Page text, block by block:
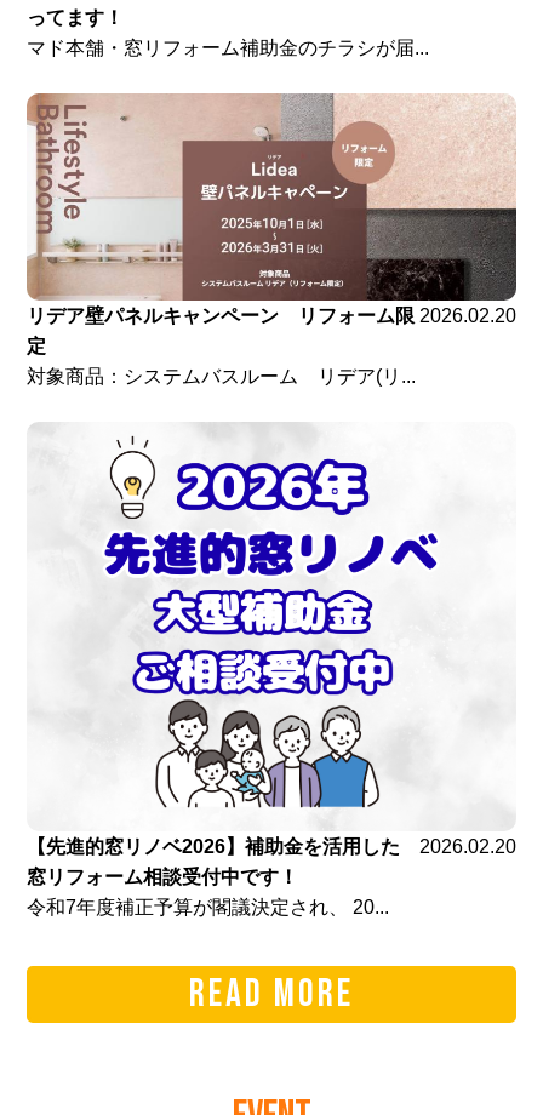
ってます！
マド本舗・窓リフォーム補助金のチラシが届...
リデア壁パネルキャンペーン リフォーム限
定
2026.02.20
対象商品：システムバスルーム リデア(リ...
【先進的窓リノベ2026】補助金を活用した
窓リフォーム相談受付中です！
2026.02.20
令和7年度補正予算が閣議決定され、 20...
READ MORE